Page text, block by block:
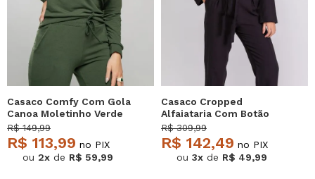
Casaco Comfy Com Gola
Canoa Moletinho Verde
Salvatore
R$ 149,99
R$ 113,99 no PIX
ou 2x de R$ 59,99
Casaco Cropped
Alfaiataria Com Botão
Preto Salvatore
R$ 309,99
R$ 142,49 no PIX
ou 3x de R$ 49,99